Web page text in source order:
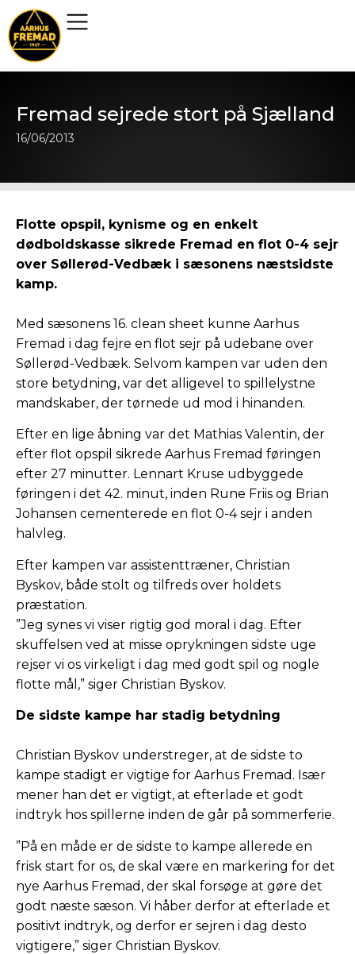
Fremad sejrede stort på Sjælland
16/06/2013
Flotte opspil, kynisme og en enkelt
dødboldskasse sikrede Fremad en flot 0-4 sejr
over Søllerød-Vedbæk i sæsonens næstsidste
kamp.
Med sæsonens 16. clean sheet kunne Aarhus
Fremad i dag fejre en flot sejr på udebane over
Søllerød-Vedbæk. Selvom kampen var uden den
store betydning, var det alligevel to spillelystne
mandskaber, der tørnede ud mod i hinanden.
Efter en lige åbning var det Mathias Valentin, der
efter flot opspil sikrede Aarhus Fremad føringen
efter 27 minutter. Lennart Kruse udbyggede
føringen i det 42. minut, inden Rune Friis og Brian
Johansen cementerede en flot 0-4 sejr i anden
halvleg.
Efter kampen var assistenttræner, Christian
Byskov, både stolt og tilfreds over holdets
præstation.
”Jeg synes vi viser rigtig god moral i dag. Efter
skuffelsen ved at misse oprykningen sidste uge
rejser vi os virkeligt i dag med godt spil og nogle
flotte mål,” siger Christian Byskov.
De sidste kampe har stadig betydning
Christian Byskov understreger, at de sidste to
kampe stadigt er vigtige for Aarhus Fremad. Især
mener han det er vigtigt, at efterlade et godt
indtryk hos spillerne inden de går på sommerferie.
”På en måde er de sidste to kampe allerede en
frisk start for os, de skal være en markering for det
nye Aarhus Fremad, der skal forsøge at gøre det
godt næste sæson. Vi håber derfor at efterlade et
positivt indtryk, og derfor er sejren i dag desto
vigtigere,” siger Christian Byskov.